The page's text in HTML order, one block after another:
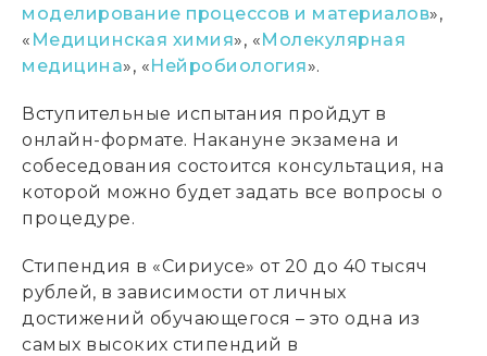
моделирование процессов и материалов»,
« Медицинская химия», «Молекулярная
медицина», «Нейробиология».
Вступительные испытания пройдут в
онлайн-формате. Накануне экзамена и
собеседования состоится консультация, на
которой можно будет задать все вопросы о
процедуре.
Стипендия в «Сириусе» от 20 до 40 тысяч
рублей, в зависимости от личных
достижений обучающегося – это одна из
самых высоких стипендий в